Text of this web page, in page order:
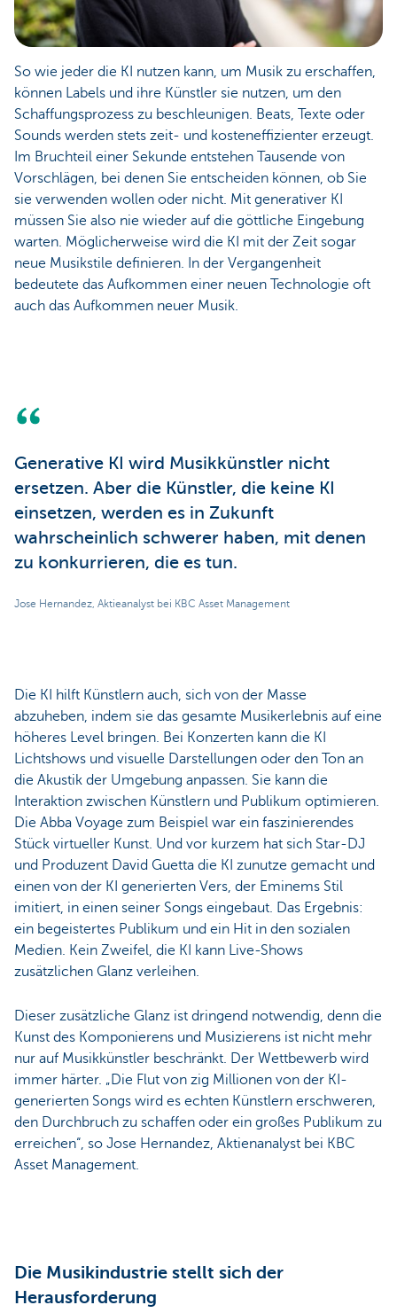
So wie jeder die KI nutzen kann, um Musik zu erschaffen,
können Labels und ihre Künstler sie nutzen, um den
Schaffungsprozess zu beschleunigen. Beats, Texte oder
Sounds werden stets zeit- und kosteneffizienter erzeugt.
Im Bruchteil einer Sekunde entstehen Tausende von
Vorschlägen, bei denen Sie entscheiden können, ob Sie
sie verwenden wollen oder nicht. Mit generativer KI
müssen Sie also nie wieder auf die göttliche Eingebung
warten. Möglicherweise wird die KI mit der Zeit sogar
neue Musikstile definieren. In der Vergangenheit
bedeutete das Aufkommen einer neuen Technologie oft
auch das Aufkommen neuer Musik.
Generative KI wird Musikkünstler nicht
ersetzen. Aber die Künstler, die keine KI
einsetzen, werden es in Zukunft
wahrscheinlich schwerer haben, mit denen
zu konkurrieren, die es tun.
Jose Hernandez, Aktieanalyst bei KBC Asset Management
Die KI hilft Künstlern auch, sich von der Masse
abzuheben, indem sie das gesamte Musikerlebnis auf eine
höheres Level bringen. Bei Konzerten kann die KI
Lichtshows und visuelle Darstellungen oder den Ton an
die Akustik der Umgebung anpassen. Sie kann die
Interaktion zwischen Künstlern und Publikum optimieren.
Die Abba Voyage zum Beispiel war ein faszinierendes
Stück virtueller Kunst. Und vor kurzem hat sich Star-DJ
und Produzent David Guetta die KI zunutze gemacht und
einen von der KI generierten Vers, der Eminems Stil
imitiert, in einen seiner Songs eingebaut. Das Ergebnis:
ein begeistertes Publikum und ein Hit in den sozialen
Medien. Kein Zweifel, die KI kann Live-Shows
zusätzlichen Glanz verleihen.
Dieser zusätzliche Glanz ist dringend notwendig, denn die
Kunst des Komponierens und Musizierens ist nicht mehr
nur auf Musikkünstler beschränkt. Der Wettbewerb wird
immer härter. „Die Flut von zig Millionen von der KI-
generierten Songs wird es echten Künstlern erschweren,
den Durchbruch zu schaffen oder ein großes Publikum zu
erreichen“, so Jose Hernandez, Aktienanalyst bei KBC
Asset Management.
Die Musikindustrie stellt sich der
Herausforderung